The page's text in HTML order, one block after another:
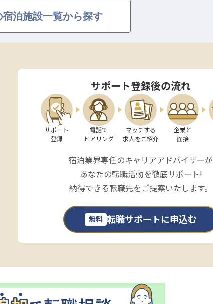
泊施設一覧から探す
サポート登録後の流れ
サポート
登録
電話で
ヒアリング
マッチする
求人をご紹介
企業と
面接
宿泊業界専任のキャリアアドバイザーが
あなたの転職活動を徹底サポート!
納得できる転職先をご提案いたします。
無料 転職サポートに申込む